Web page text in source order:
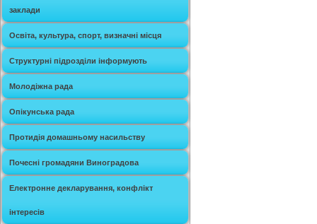
заклади
Освіта, культура, спорт, визначні місця
Структурні підрозділи інформують
Молодіжна рада
Опікунська рада
Протидія домашньому насильству
Почесні громадяни Виноградова
Електронне декларування, конфлікт
інтересів